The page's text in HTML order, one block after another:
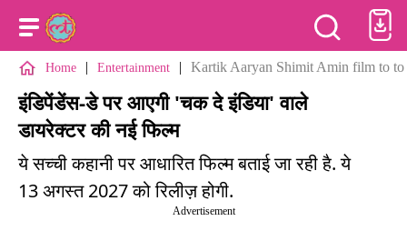
Home | Entertainment | Kartik Aaryan Shimit Amin film to to
इंडिपेंडेंस-डे पर आएगी 'चक दे इंडिया' वाले
डायरेक्टर की नई फिल्म
ये सच्ची कहानी पर आधारित फिल्म बताई जा रही है. ये
13 अगस्त 2027 को रिलीज़ होगी.
Advertisement